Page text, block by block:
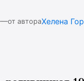
—от автораХелена